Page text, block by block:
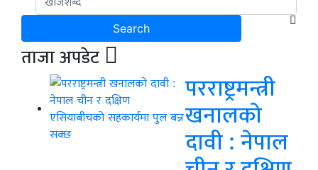
ताजा अपडेट
परराष्ट्रमन्त्री
खनालको
दावी : नेपाल